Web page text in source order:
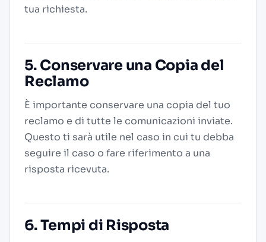
tua richiesta.
5. Conservare una Copia del
Reclamo
È importante conservare una copia del tuo
reclamo e di tutte le comunicazioni inviate.
Questo ti sarà utile nel caso in cui tu debba
seguire il caso o fare riferimento a una
risposta ricevuta.
6. Tempi di Risposta